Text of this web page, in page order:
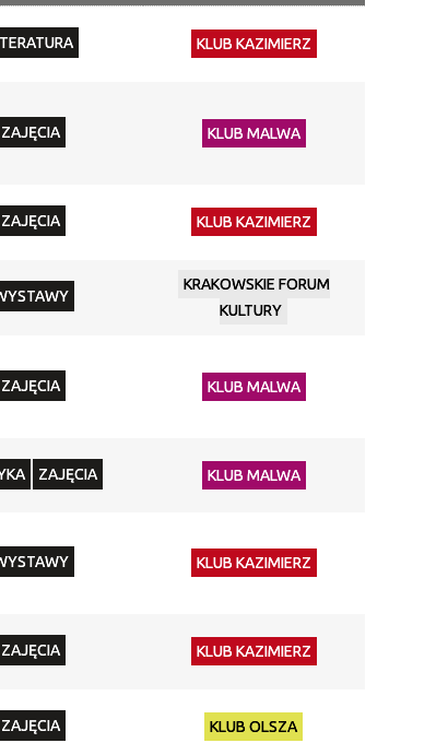
Miejsce
KLUB KAZIMIERZ
ZAJĘCIA KLUB MALWA
ZAJĘCIA KLUB KAZIMIERZ
KRAKOWSKIE FORUM
KULTURY
ZAJĘCIA KLUB MALWA
ZAJĘCIA KLUB MALWA
KLUB KAZIMIERZ
ZAJĘCIA KLUB KAZIMIERZ
ZAJĘCIA KLUB OLSZA